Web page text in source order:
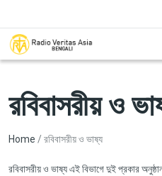
রবিবাসরীয় ও
Breadcrumb
Home রবিবাসরীয় ও ভাষ্য
রবিবাসরীয় ও ভাষ্য এই বিভাগে দুই প্রকার